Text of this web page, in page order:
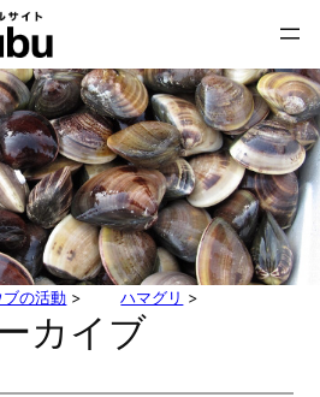
ブの活動 > ハマグリ >
カイブ